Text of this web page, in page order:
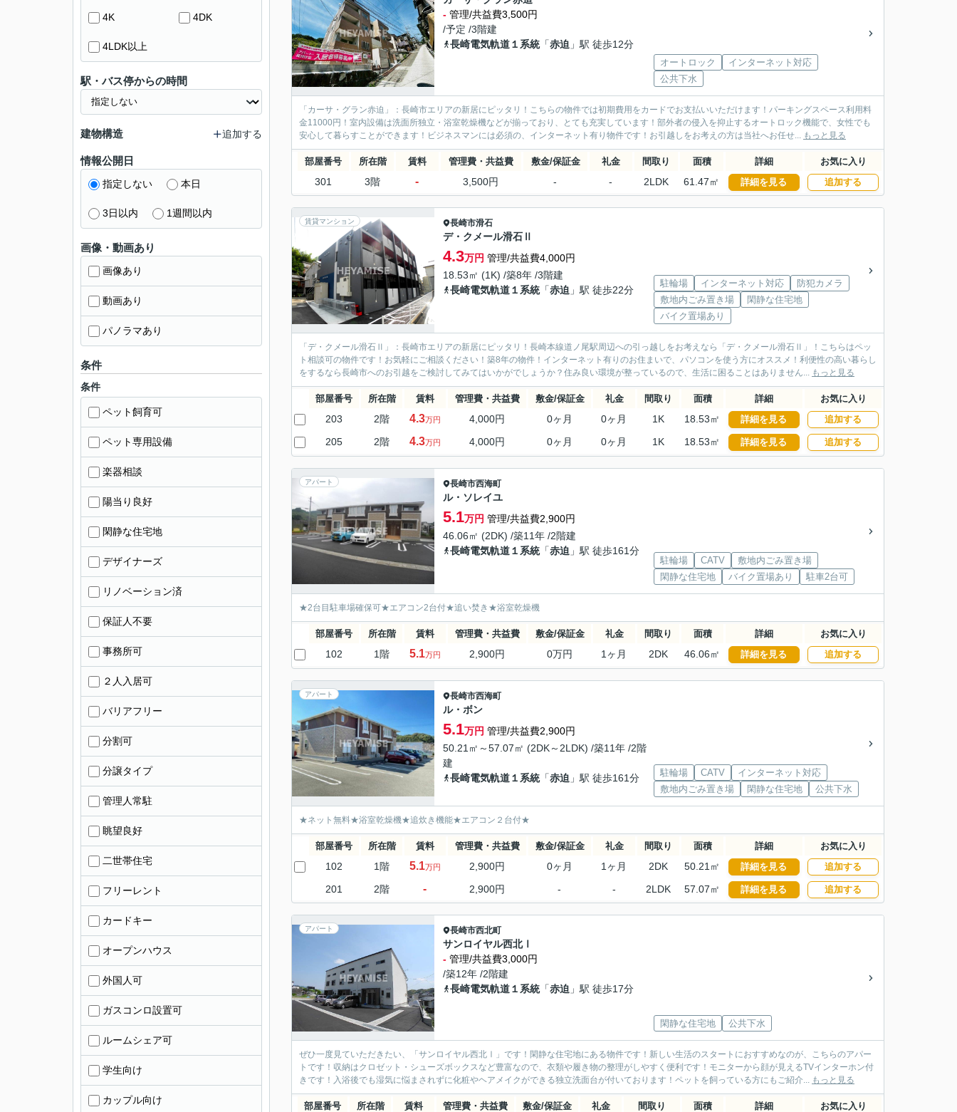
- 管理/共益費3,500円
/予定 /3階建
長崎電気軌道１系統「赤迫 」駅 徒歩12分
オートロック
インターネット対応
公共下水
「カーサ・グラン赤迫」：長崎市エリアの新居にピッタリ！こちらの物件では初期費用をカードでお支払いいただけます！パーキングスペース利用料
金11000円！室内設備は洗面所独立・浴室乾燥機などが揃っており、とても充実しています！部外者の侵入を抑止するオートロック機能で、女性でも
安心して暮らすことができます！ビジネスマンには必須の、インターネット有り物件です！お引越しをお考えの方は当社へお任せ... もっと見る
部屋番号 所在階 賃料 管理費・共益費 敷金/保証金 礼金 間取り 面積 詳細 お気に入り
301 3階 - 3,500円 - - 2LDK 61.47㎡ 詳細を見る 追加する
賃貸マンション 長崎市滑石
デ・クメール滑石Ⅱ
4.3万円 管理/共益費4,000円
18.53㎡ (1K) /築8年 /3階建
長崎電気軌道１系統「赤迫 」駅 徒歩22分
駐輪場 インターネット対応
防犯カメラ
敷地内ごみ置き場
閑静な住宅地
バイク置場あり
「デ・クメール滑石Ⅱ」：長崎市エリアの新居にピッタリ！長崎本線道ノ尾駅周辺への引っ越しをお考えなら「デ・クメール滑石Ⅱ」！こちらはペッ
ト相談可の物件です！お気軽にご相談ください！築8年の物件！インターネット有りのお住まいで、パソコンを使う方にオススメ！利便性の高い暮らし
をするなら長崎市へのお引越をご検討してみてはいかがでしょうか？住み良い環境が整っているので、生活に困ることはありません... もっと見る
部屋番号 所在階 賃料 管理費・共益費 敷金/保証金 礼金 間取り 面積 詳細 お気に入り
203 2階 4.3万円 4,000円 0ヶ月 0ヶ月 1K 18.53㎡ 詳細を見る 追加する
205 2階 4.3万円 4,000円 0ヶ月 0ヶ月 1K 18.53㎡ 詳細を見る 追加する
アパート 長崎市西海町
ル・ソレイユ
5.1万円 管理/共益費2,900円
46.06㎡ (2DK) /築11年 /2階建
長崎電気軌道１系統「赤迫 」駅 徒歩161分
駐輪場 CATV
敷地内ごみ置き場
閑静な住宅地
バイク置場あり 駐車2台可
★2台目駐車場確保可★エアコン2台付★追い焚き★浴室乾燥機
部屋番号 所在階 賃料 管理費・共益費 敷金/保証金 礼金 間取り 面積 詳細 お気に入り
102 1階 5.1万円 2,900円 0万円 1ヶ月 2DK 46.06㎡ 詳細を見る 追加する
アパート 長崎市西海町
ル・ボン
5.1万円 管理/共益費2,900円
50.21㎡～57.07㎡ (2DK～2LDK) /築11年 /2階
建
長崎電気軌道１系統「赤迫 」駅 徒歩161分 駐輪場 CATV
インターネット対応
敷地内ごみ置き場
閑静な住宅地 公共下水
★ネット無料★浴室乾燥機★追炊き機能★エアコン２台付★
部屋番号 所在階 賃料 管理費・共益費 敷金/保証金 礼金 間取り 面積 詳細 お気に入り
102 1階 5.1万円 2,900円 0ヶ月 1ヶ月 2DK 50.21㎡ 詳細を見る 追加する
201 2階 - 2,900円 - - 2LDK 57.07㎡ 詳細を見る 追加する
アパート 長崎市西北町
サンロイヤル西北Ⅰ
- 管理/共益費3,000円
/築12年 /2階建
長崎電気軌道１系統「赤迫 」駅 徒歩17分
閑静な住宅地 公共下水
ぜひ一度見ていただきたい、「サンロイヤル西北Ⅰ」です！閑静な住宅地にある物件です！新しい生活のスタートにおすすめなのが、こちらのアパー
トです！収納はクロゼット・シューズボックスなど豊富なので、衣類や履き物の整理がしやすく便利です！モニターから顔が見えるTVインターホン付
きです！入浴後でも湿気に悩まされずに化粧やヘアメイクができる独立洗面台が付いております！ペットを飼っている方にもご紹介... もっと見る
部屋番号 所在階 賃料 管理費・共益費 敷金/保証金 礼金 間取り 面積 詳細 お気に入り
4K 4DK
4LDK以上
駅・バス停からの時間
建物構造 追加する
情報公開日
指定しない 本日
3日以内 1週間以内
画像・動画あり
画像あり
動画あり
パノラマあり
条件
条件
ペット飼育可
ペット専用設備
楽器相談
陽当り良好
閑静な住宅地
デザイナーズ
リノベーション済
保証人不要
事務所可
２人入居可
バリアフリー
分割可
分譲タイプ
管理人常駐
眺望良好
二世帯住宅
フリーレント
カードキー
オープンハウス
外国人可
ガスコンロ設置可
ルームシェア可
学生向け
カップル向け